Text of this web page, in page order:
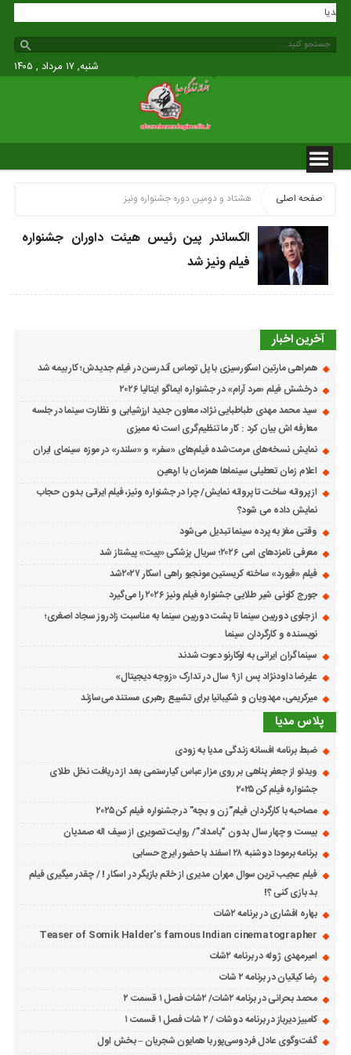
مدیا
شنبه, ۱۷ مرداد , ۱۴۰۵
صفحه اصلی هشتاد و دومین دوره جشنواره ونیز
الکساندر پین رئیس هیئت داوران جشنواره
فیلم ونیز شد
آخرین اخبار
همراهی مارتین اسکورسیزی با پل توماس ٱندرسن در فیلم جدیدش؛ کار بیمه شد
درخشش فیلم «مرد آرام» در جشنواره ایماگو ایتالیا ۲۰۲۶
سید محمد مهدی طباطبایی نژاد، معاون جدید ارزشیابی و نظارت سینما در جلسه
معارفه اش بیان کرد : کار ما تنظیم‌گری است نه ممیزی
نمایش نسخه‌های مرمت‌شده فیلم‌های «سفر» و «سلندر» در موزه سینمای ایران
اعلام زمان تعطیلی سینماها همزمان با اربعین
از پروانه ساخت تا پروانه نمایش/ چرا در جشنواره ونیز، فیلم ایرانی بدون حجاب
نمایش داده می شود؟
وقتی مغز به پرده سینما تبدیل می‌شود
معرفی نامزدهای امی ۲۰۲۶؛ سریال پزشکی «پیت» پیشتاز شد
فیلم «فیورد» ساخته کریستین مونجیو راهی اسکار ۲۰۲۷شد
جورج کلونی شیر طلایی جشنواره فیلم ونیز ۲۰۲۶ را می‌گیرد
از جلوی دوربین سینما تا پشت دوربین سینما به مناسبت زادروز سجاد اصغری؛
نویسنده و کارگردان سینما
سینماگران ایرانی به لوکارنو دعوت شدند
علیرضا داودنژاد پس از ۹ سال در تدارک «زوجه دیجیتال»
میرکریمی، مهدویان و شکیبانیا برای تشییع رهبری مستند می‌سازند
پلاس مدیا
ضبط برنامه افسانه زندگی مدیا به زودی
ویدئو از جعفر پناهی بر روی مزار عباس کیارستمی بعد از دریافت نخل طلای
جشنواره فیلم کن ۲۰۲۵
مصاحبه با کارگردان فیلم”زن و بچه” در جشنواره فیلم کن ۲۰۲۵
بیست و چهار سال بدون “بامداد”/ روایت تصویری از سیف اله صمدیان
برنامه برمودا دوشنبه ۲۸ اسفند با حضور ایرج حسابی
فیلم عجیب ترین سوال مهران مدیری از خانم بازیگر در اسکار ! / چقدر میگیری فیلم
بد بازی کنی ؟!
بهاره افشاری در برنامه ۲شات
Teaser of Somik Halder’s famous Indian cinematographer
امیرمهدی ژوله در برنامه ۲شات
رضا کیانیان در برنامه ۲ شات
محمد بحرانی در برنامه ۲شات/ ۲شات فصل ۱ قسمت ۲
کامبیز دیرباز در برنامه دوشات / ۲ شات فصل ۱ قسمت ۱
گفت‌وگوی عادل فردوسی‌پور با همایون شجریان – بخش اول